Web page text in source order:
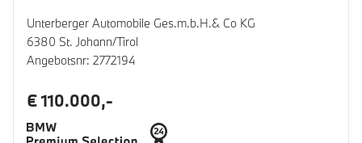
Unterberger Automobile Ges.m.b.H.& Co KG
6380 St. Johann/Tirol
Angebotsnr: 2772194
€ 110.000,-